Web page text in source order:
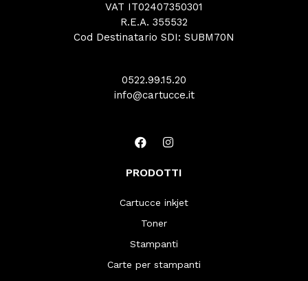
VAT IT02407350301
R.E.A. 355532
Cod Destinatario SDI: SUBM70N
0522.99.15.20
info@cartucce.it
PRODOTTI
Cartucce inkjet
Toner
Stampanti
Carte per stampanti